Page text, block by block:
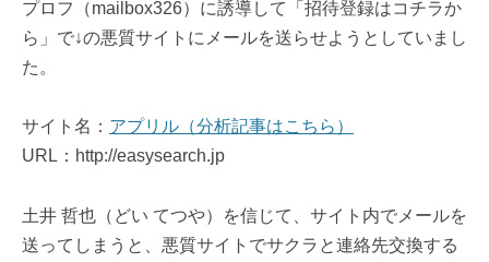
プロフ（mailbox326）に誘導して「招待登録はコチラか
ら」で↓の悪質サイトにメールを送らせようとしていまし
た。
サイト名： アプリル（分析記事はこちら）
URL：http://easysearch.jp
土井 哲也（どい てつや）を信じて、サイト内でメールを
送ってしまうと、悪質サイトでサクラと連絡先交換する